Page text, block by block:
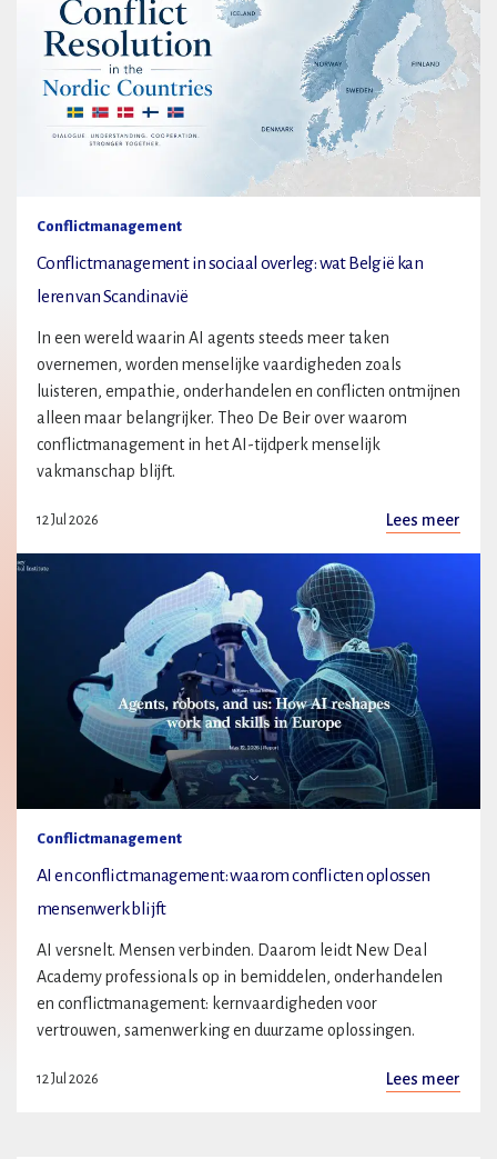
Conflictmanagement
Conflictmanagement in sociaal overleg: wat België kan
leren van Scandinavië
In een wereld waarin AI agents steeds meer taken
overnemen, worden menselijke vaardigheden zoals
luisteren, empathie, onderhandelen en conflicten ontmijnen
alleen maar belangrijker. Theo De Beir over waarom
conflictmanagement in het AI-tijdperk menselijk
vakmanschap blijft.
12 Jul 2026 Lees meer
Conflictmanagement
AI en conflictmanagement: waarom conflicten oplossen
mensenwerk blijft
AI versnelt. Mensen verbinden. Daarom leidt New Deal
Academy professionals op in bemiddelen, onderhandelen
en conflictmanagement: kernvaardigheden voor
vertrouwen, samenwerking en duurzame oplossingen.
12 Jul 2026 Lees meer